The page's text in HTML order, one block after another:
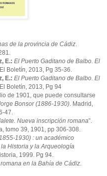
de la provincia de Cádiz
E.: El Puerto Gaditano de Balbo. El
Boletín, 2013, Pg 35-36.
E.: El Puerto Gaditano de Balbo. El
El Boletín, 2013, Pg 94
de 1901, que puede consultarse
Bonsor (1886-1930) . Madrid,
47.
Nueva inscripción romana”.
tomo 39, 1901, pp 306-308.
1930) : un académico
Historia y la Arqueología
1999. Pg 94.
en la Bahía de Cádiz